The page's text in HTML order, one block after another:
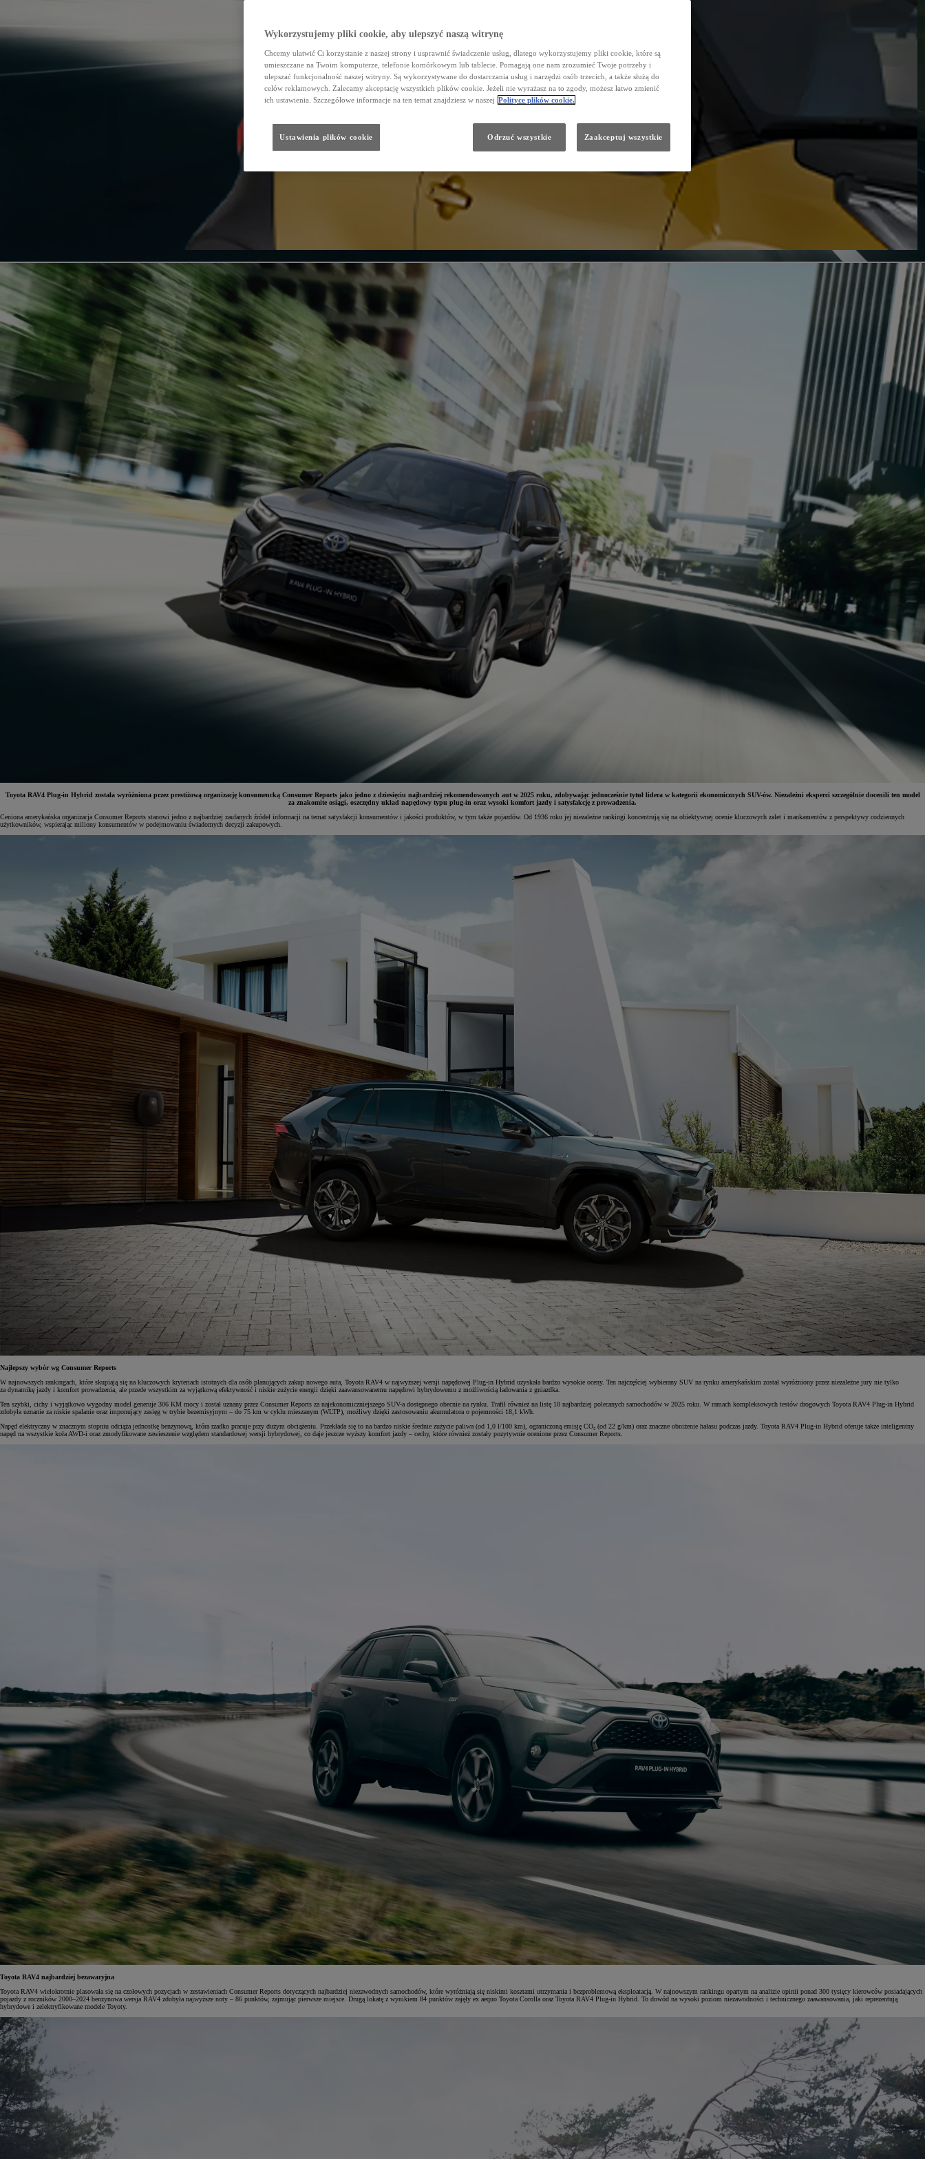
Od81 900 zł
Od105 300 zł
Corolla Hatchback
HYBRID
Toyota RAV4 Plug-in Hybrid została wyróżniona przez prestiżową organizację konsumencką Consumer Reports jako jedno z dziesięciu najbardziej rekomendowanych aut w 2025 roku, zdobywając jednocześnie tytuł lidera w kategorii ekonomicznych SUV-ów. Niezależni eksperci szczególnie docenili ten model
za znakomite osiągi, oszczędny układ napędowy typu plug-in oraz wysoki komfort jazdy i satysfakcję z prowadzenia.
Ceniona amerykańska organizacja Consumer Reports stanowi jedno z najbardziej zaufanych źródeł informacji na temat satysfakcji konsumentów i jakości produktów, w tym także pojazdów. Od 1936 roku jej niezależne rankingi koncentrują się na obiektywnej ocenie kluczowych zalet i mankamentów z perspektywy codziennych
użytkowników, wspierając miliony konsumentów w podejmowaniu świadomych decyzji zakupowych.
Najlepszy wybór wg Consumer Reports
W najnowszych rankingach, które skupiają się na kluczowych kryteriach istotnych dla osób planujących zakup nowego auta, Toyota RAV4 w najwyższej wersji napędowej Plug-in Hybrid uzyskała bardzo wysokie oceny. Ten najczęściej wybierany SUV na rynku amerykańskim został wyróżniony przez niezależne jury nie tylko
za dynamikę jazdy i komfort prowadzenia, ale przede wszystkim za wyjątkową efektywność i niskie zużycie energii dzięki zaawansowanemu napędowi hybrydowemu z możliwością ładowania z gniazdka.
Ten szybki, cichy i wyjątkowo wygodny model generuje 306 KM mocy i został uznany przez Consumer Reports za najekonomiczniejszego SUV-a dostępnego obecnie na rynku. Trafił również na listę 10 najbardziej polecanych samochodów w 2025 roku. W ramach kompleksowych testów drogowych Toyota RAV4 Plug-in Hybrid
zdobyła uznanie za niskie spalanie oraz imponujący zasięg w trybie bezemisyjnym – do 75 km w cyklu mieszanym (WLTP), możliwy dzięki zastosowaniu akumulatora o pojemności 18,1 kWh.
Napęd elektryczny w znacznym stopniu odciąża jednostkę benzynową, która rzadko pracuje przy dużym obciążeniu. Przekłada się to na bardzo niskie średnie zużycie paliwa (od 1,0 l/100 km), ograniczoną emisję CO₂ (od 22 g/km) oraz znaczne obniżenie hałasu podczas jazdy. Toyota RAV4 Plug-in Hybrid oferuje także inteligentny
napęd na wszystkie koła AWD-i oraz zmodyfikowane zawieszenie względem standardowej wersji hybrydowej, co daje jeszcze wyższy komfort jazdy – cechy, które również zostały pozytywnie ocenione przez Consumer Reports.
Toyota RAV4 najbardziej bezawaryjna
Toyota RAV4 wielokrotnie plasowała się na czołowych pozycjach w zestawieniach Consumer Reports dotyczących najbardziej niezawodnych samochodów, które wyróżniają się niskimi kosztami utrzymania i bezproblemową eksploatacją. W najnowszym rankingu opartym na analizie opinii ponad 300 tysięcy kierowców posiadających
pojazdy z roczników 2000–2024 benzynowa wersja RAV4 zdobyła najwyższe noty – 86 punktów, zajmując pierwsze miejsce. Drugą lokatę z wynikiem 84 punktów zajęły ex aequo Toyota Corolla oraz Toyota RAV4 Plug-in Hybrid. To dowód na wysoki poziom niezawodności i technicznego zaawansowania, jaki reprezentują
hybrydowe i zelektryfikowane modele Toyoty.
Wykorzystujemy pliki cookie, aby ulepszyć naszą witrynę
Chcemy ułatwić Ci korzystanie z naszej strony i usprawnić świadczenie usług, dlatego wykorzystujemy pliki cookie, które są
umieszczane na Twoim komputerze, telefonie komórkowym lub tablecie. Pomagają one nam zrozumieć Twoje potrzeby i
ulepszać funkcjonalność naszej witryny. Są wykorzystywane do dostarczania usług i narzędzi osób trzecich, a także służą do
celów reklamowych. Zalecamy akceptację wszystkich plików cookie. Jeżeli nie wyrażasz na to zgody, możesz łatwo zmienić
ich ustawienia. Szczegółowe informacje na ten temat znajdziesz w naszej Polityce plików cookie.
Ustawienia plików cookie Odrzuć wszystkie Zaakceptuj wszystkie